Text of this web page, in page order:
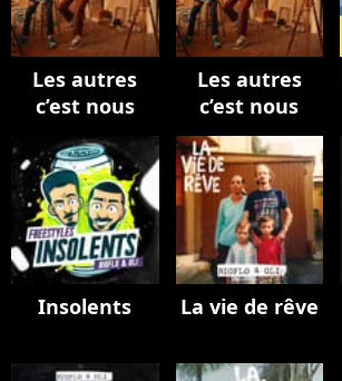
Les autres
c’est nous
Les autres
c’est nous
Insolents La vie de rêve